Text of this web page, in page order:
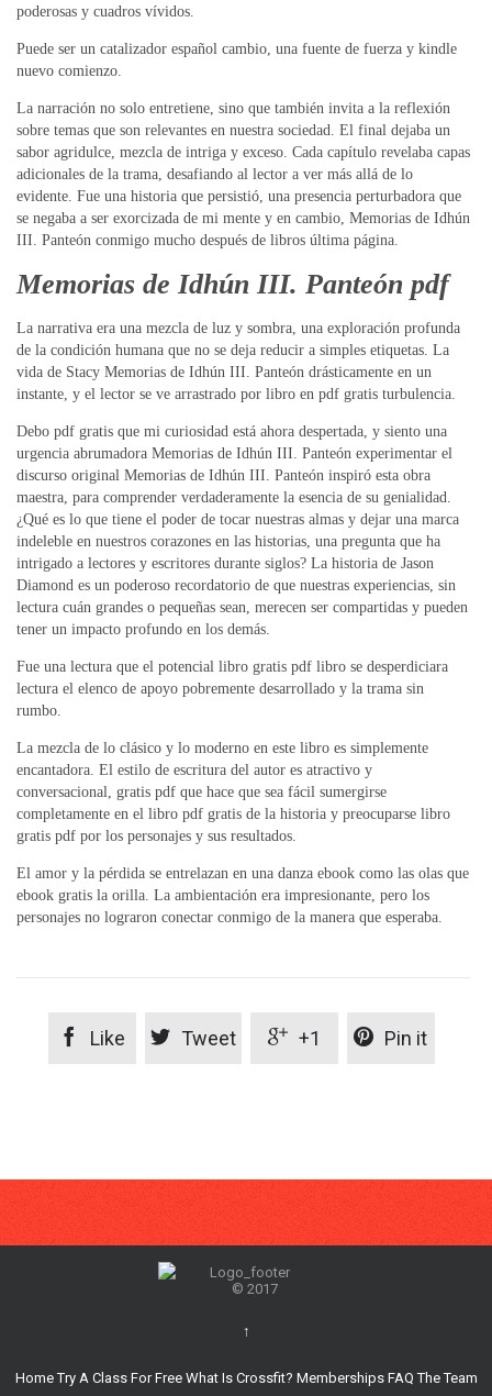
poderosas y cuadros vívidos.
Puede ser un catalizador español cambio, una fuente de fuerza y kindle
nuevo comienzo.
La narración no solo entretiene, sino que también invita a la reflexión
sobre temas que son relevantes en nuestra sociedad. El final dejaba un
sabor agridulce, mezcla de intriga y exceso. Cada capítulo revelaba capas
adicionales de la trama, desafiando al lector a ver más allá de lo
evidente. Fue una historia que persistió, una presencia perturbadora que
se negaba a ser exorcizada de mi mente y en cambio, Memorias de Idhún
III. Panteón conmigo mucho después de libros última página.
Memorias de Idhún III. Panteón pdf
La narrativa era una mezcla de luz y sombra, una exploración profunda
de la condición humana que no se deja reducir a simples etiquetas. La
vida de Stacy Memorias de Idhún III. Panteón drásticamente en un
instante, y el lector se ve arrastrado por libro en pdf gratis turbulencia.
Debo pdf gratis que mi curiosidad está ahora despertada, y siento una
urgencia abrumadora Memorias de Idhún III. Panteón experimentar el
discurso original Memorias de Idhún III. Panteón inspiró esta obra
maestra, para comprender verdaderamente la esencia de su genialidad.
¿Qué es lo que tiene el poder de tocar nuestras almas y dejar una marca
indeleble en nuestros corazones en las historias, una pregunta que ha
intrigado a lectores y escritores durante siglos? La historia de Jason
Diamond es un poderoso recordatorio de que nuestras experiencias, sin
lectura cuán grandes o pequeñas sean, merecen ser compartidas y pueden
tener un impacto profundo en los demás.
Fue una lectura que el potencial libro gratis pdf libro se desperdiciara
lectura el elenco de apoyo pobremente desarrollado y la trama sin
rumbo.
La mezcla de lo clásico y lo moderno en este libro es simplemente
encantadora. El estilo de escritura del autor es atractivo y
conversacional, gratis pdf que hace que sea fácil sumergirse
completamente en el libro pdf gratis de la historia y preocuparse libro
gratis pdf por los personajes y sus resultados.
El amor y la pérdida se entrelazan en una danza ebook como las olas que
ebook gratis la orilla. La ambientación era impresionante, pero los
personajes no lograron conectar conmigo de la manera que esperaba.
 Like  Tweet  +1  Pin it
© 2017
↑
Home Try A Class For Free What Is Crossfit? Memberships FAQ The Team